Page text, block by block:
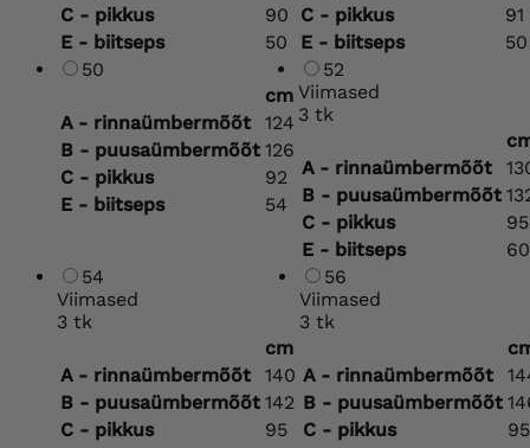
C - pikkus
90
E - biitseps
50
C - pikkus
91
E - biitseps
50
50
cm
A - rinnaümbermõõt
124
B - puusaümbermõõt 126
C - pikkus
92
E - biitseps
54
52
Viimased
3 tk
A - rinnaümbermõõt
B - puusaümbermõõt
C - pikkus
95
E - biitseps
60
54
Viimased
3 tk
cm
A - rinnaümbermõõt
140
B - puusaümbermõõt 142
C - pikkus
95
56
Viimased
3 tk
A - rinnaümbermõõt
B - puusaümbermõõt
C - pikkus
95